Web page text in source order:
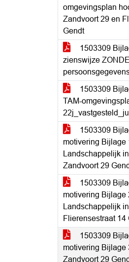
omgevingsplan
Zandvoort 29 en
Gendt
1503309
zienswijze
1503309
TAM-
1503309
motivering Bijlage
Landschappelijk
Zandvoort 29
1503309
motivering Bijlage
Landschappelijk
Flierensestraat 14
1503309
motivering Bijlage
Zandvoort 29